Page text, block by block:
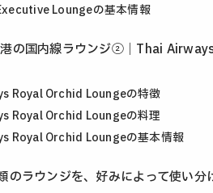
Loungeの基本情報
港の国内線ラウンジ②｜Thai
Royal Orchid Loungeの特徴
Royal Orchid Loungeの料理
Royal Orchid Loungeの基本情報
のラウンジを、好みによって使い分